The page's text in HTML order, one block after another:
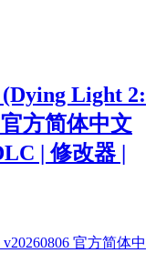
Light 2:
方简体中文
| 修改器 |